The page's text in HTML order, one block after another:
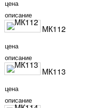
цена
описание
МК112
цена
описание
МК113
цена
описание